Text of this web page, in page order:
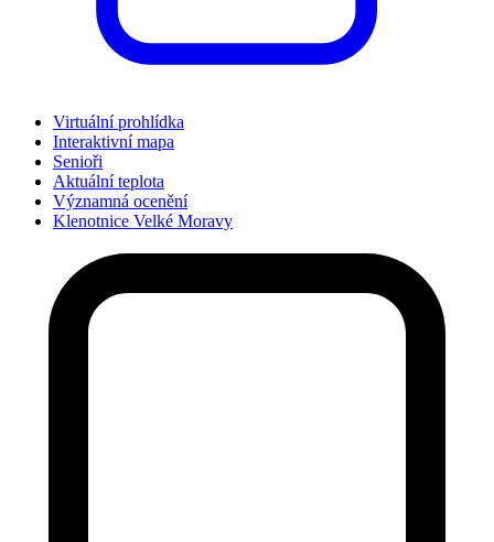
Virtuální prohlídka
Interaktivní mapa
Senioři
Aktuální teplota
Významná ocenění
Klenotnice Velké Moravy